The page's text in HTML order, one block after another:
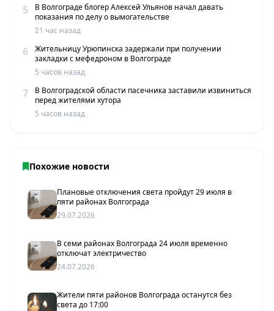
5
В Волгограде блогер Алексей Ульянов начал давать
показания по делу о вымогательстве
21 час назад
6
Жительницу Урюпинска задержали при получении
закладки с мефедроном в Волгограде
5 часов назад
7
В Волгоградской области пасечника заставили извиниться
перед жителями хутора
5 часов назад
Похожие новости
Плановые отключения света пройдут 29 июля в
пяти районах Волгограда
29.07.2026
В семи районах Волгограда 24 июля временно
отключат электричество
24.07.2026
Жители пяти районов Волгограда останутся без
света до 17:00